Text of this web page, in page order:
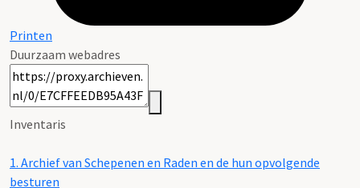
Printen
Duurzaam webadres
Inventaris
1. Archief van Schepenen en Raden en de hun opvolgende
besturen